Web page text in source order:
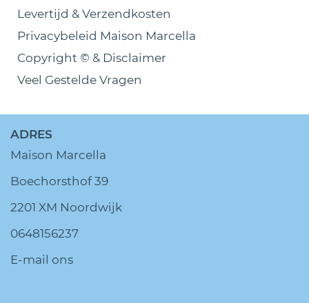
Levertijd & Verzendkosten
Privacybeleid Maison Marcella
Copyright © & Disclaimer
Veel Gestelde Vragen
ADRES
Maison Marcella
Boechorsthof 39
2201 XM Noordwijk
0648156237
E-mail ons